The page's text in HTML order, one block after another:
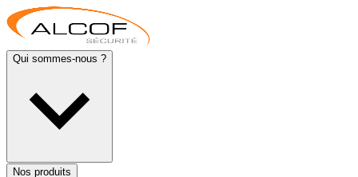
Qui sommes-nous ?
Nos produits